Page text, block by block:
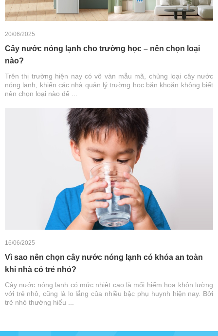
20/06/2025
Cây nước nóng lạnh cho trường học – nên chọn loại
nào?
Trên thị trường hiện nay có vô vàn mẫu mã, chủng loại cây nước
nóng lạnh, khiến các nhà quản lý trường học băn khoăn không biết
nên chọn loại nào để ...
16/06/2025
Vì sao nên chọn cây nước nóng lạnh có khóa an toàn
khi nhà có trẻ nhỏ?
Cây nước nóng lạnh có mức nhiệt cao là mối hiểm họa khôn lường
với trẻ nhỏ, cũng là lo lắng của nhiều bậc phụ huynh hiện nay. Bởi
trẻ nhỏ thường hiếu ...